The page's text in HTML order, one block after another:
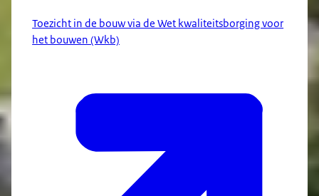
Toezicht in de bouw via de Wet kwaliteitsborging voor
het bouwen (Wkb)